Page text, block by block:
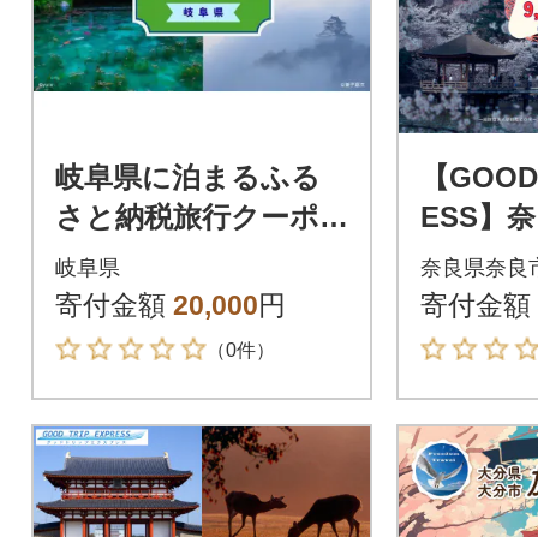
岐阜県に泊まるふる
さと納税旅行クーポ
ン6,000円分 NK002
岐阜県
寄付金額 20,000円
（0件）
【
ESS】
旅行ク
円分】
奈良県奈良
寄付金額